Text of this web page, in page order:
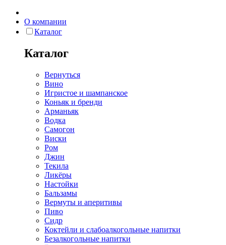
О компании
Каталог
Каталог
Вернуться
Вино
Игристое и шампанское
Коньяк и бренди
Арманьяк
Водка
Самогон
Виски
Ром
Джин
Текила
Ликёры
Настойки
Бальзамы
Вермуты и аперитивы
Пиво
Сидр
Коктейли и слабоалкогольные напитки
Безалкогольные напитки